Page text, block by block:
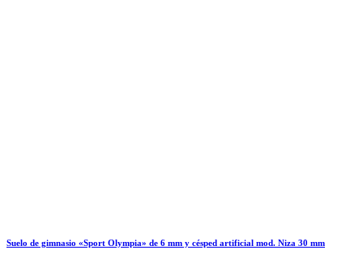
Suelo de gimnasio «Sport Olympia» de 6 mm y césped artificial mod. Niza 30 mm